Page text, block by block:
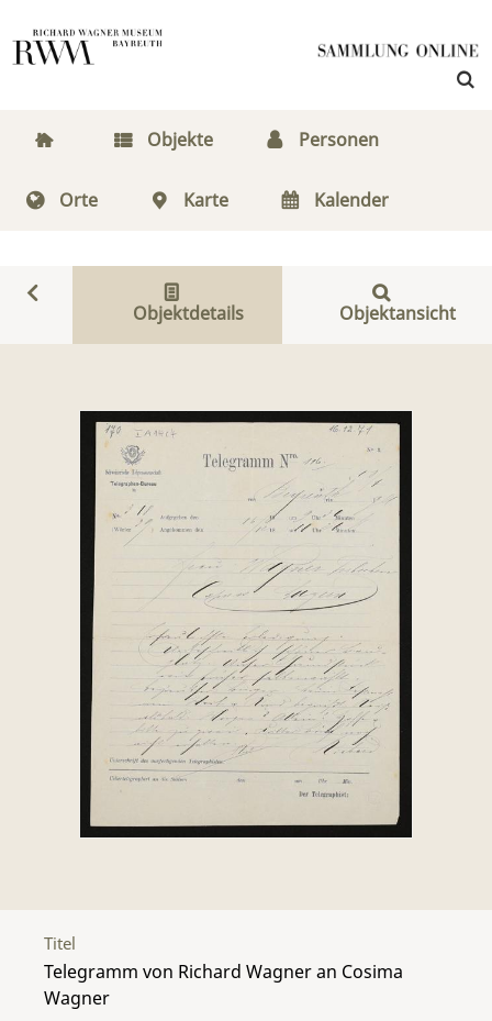
Objekte Personen
Orte Karte Kalender
Objektdetails Objektansicht
Titel
Telegramm von Richard Wagner an Cosima
Wagner